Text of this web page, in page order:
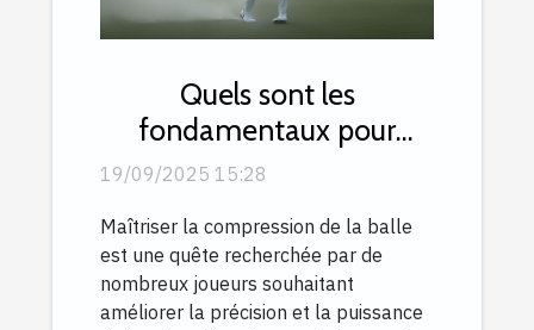
Quels sont les
fondamentaux pour
compresser la balle avec
19/09/2025 15:28
Maîtriser la compression de la balle
est une quête recherchée par de
nombreux joueurs souhaitant
améliorer la précision et la puissance